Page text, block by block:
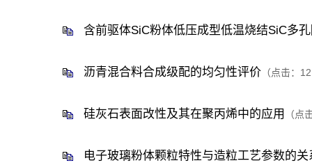
含前驱体SiC粉体低压成型低温烧结SiC多
沥青混合料合成级配的均匀性评价 （点击：
硅灰石表面改性及其在聚丙烯中的应用 （点
电子玻璃粉体颗粒特性与造粒工艺参数的关